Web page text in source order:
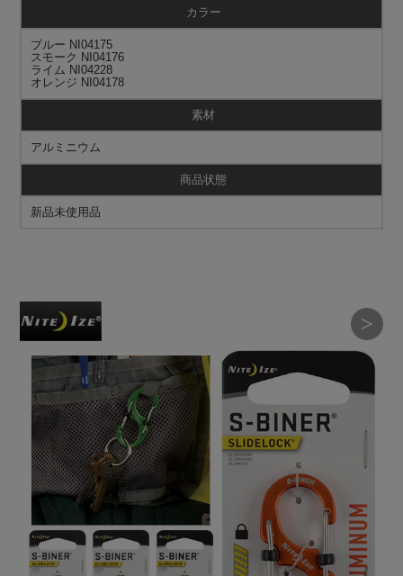
カラー
ブルー NI04175
スモーク NI04176
ライム NI04228
オレンジ NI04178
素材
アルミニウム
商品状態
新品未使用品
＞